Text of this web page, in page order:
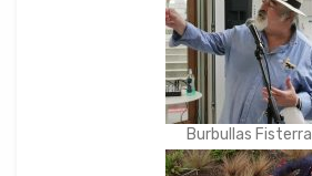
Burbullas Fisterra